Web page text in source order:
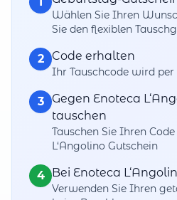
Wählen Sie Ihren
Sie den flexiblen
2 Code erhalten
Ihr Tauschcode wird
3
Gegen Enoteca
tauschen
Tauschen Sie Ihren
L‘Angolino Gutschein
4 Bei Enoteca
Verwenden Sie Ihren